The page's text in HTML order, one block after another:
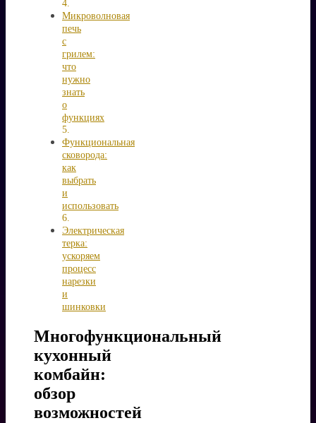
Микроволновая
печь
с
грилем:
что
нужно
знать
о
функциях
Функциональная
сковорода:
как
выбрать
и
использовать
Электрическая
терка:
ускоряем
процесс
нарезки
и
шинковки
Многофункциональный
кухонный
комбайн:
обзор
возможностей